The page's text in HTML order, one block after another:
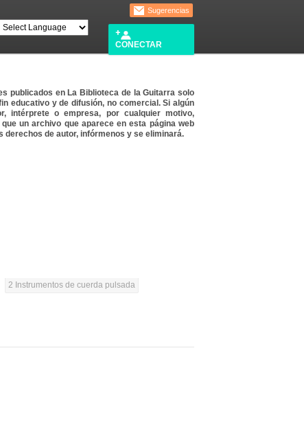
Sugerencias
CONECTAR
publicados en La Biblioteca de la Guitarra solo
educativo y de difusión, no comercial. Si algún
intérprete o empresa, por cualquier motivo,
un archivo que aparece en esta página web
derechos de autor, infórmenos y se eliminará.
2 Instrumentos de cuerda pulsada